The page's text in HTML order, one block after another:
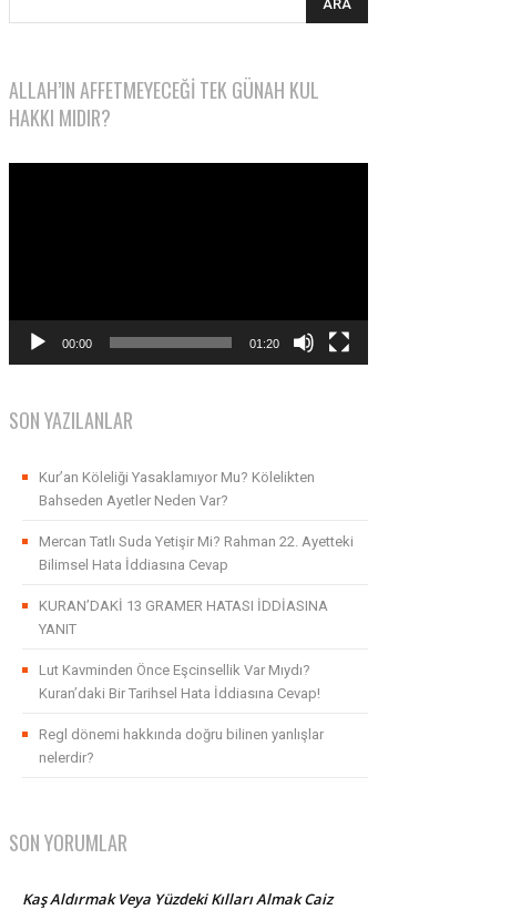
ALLAH’IN AFFETMEYECEĞI TEK GÜNAH KUL
HAKKI MIDIR?
00:00 01:20
SON YAZILANLAR
Kur’an Köleliği Yasaklamıyor Mu? Kölelikten
Bahseden Ayetler Neden Var?
Mercan Tatlı Suda Yetişir Mi? Rahman 22. Ayetteki
Bilimsel Hata İddiasına Cevap
KURAN’DAKİ 13 GRAMER HATASI İDDİASINA
YANIT
Lut Kavminden Önce Eşcinsellik Var Mıydı?
Kuran’daki Bir Tarihsel Hata İddiasına Cevap!
Regl dönemi hakkında doğru bilinen yanlışlar
nelerdir?
SON YORUMLAR
Kaş Aldırmak Veya Yüzdeki Kılları Almak Caiz